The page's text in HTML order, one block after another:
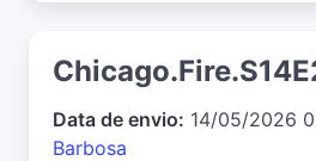
Data de envio: 14/05/2026
Barbosa